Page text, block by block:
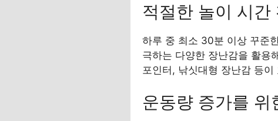
적절한 놀이 시간
하루 중 최소 30분 이상 꾸준
극하는 다양한 장난감을 활용
포인터, 낚싯대형 장난감 등이
운동량 증가를 위